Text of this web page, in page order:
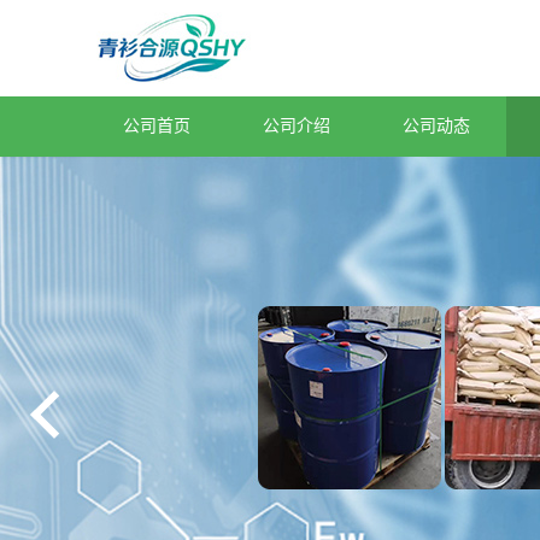
公司首页 公司介绍 公司动态